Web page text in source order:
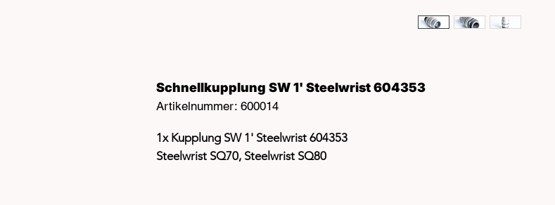
Schnellkupplung SW 1' Steelwrist 604353
Artikelnummer: 600014
1x Kupplung SW 1' Steelwrist 604353
Steelwrist SQ70, Steelwrist SQ80